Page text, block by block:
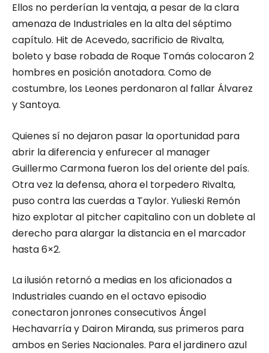
Ellos no perderían la ventaja, a pesar de la clara
amenaza de Industriales en la alta del séptimo
capítulo. Hit de Acevedo, sacrificio de Rivalta,
boleto y base robada de Roque Tomás colocaron 2
hombres en posición anotadora. Como de
costumbre, los Leones perdonaron al fallar Álvarez
y Santoya.
Quienes sí no dejaron pasar la oportunidad para
abrir la diferencia y enfurecer al manager
Guillermo Carmona fueron los del oriente del país.
Otra vez la defensa, ahora el torpedero Rivalta,
puso contra las cuerdas a Taylor. Yulieski Remón
hizo explotar al pitcher capitalino con un doblete al
derecho para alargar la distancia en el marcador
hasta 6×2.
La ilusión retornó a medias en los aficionados a
Industriales cuando en el octavo episodio
conectaron jonrones consecutivos Ángel
Hechavarría y Dairon Miranda, sus primeros para
ambos en Series Nacionales. Para el jardinero azul